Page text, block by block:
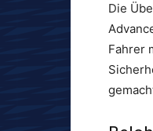
Die
Fahrer